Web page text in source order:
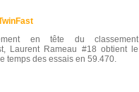
en tête du classement
Laurent Rameau #18 obtient le
temps des essais en 59.470.